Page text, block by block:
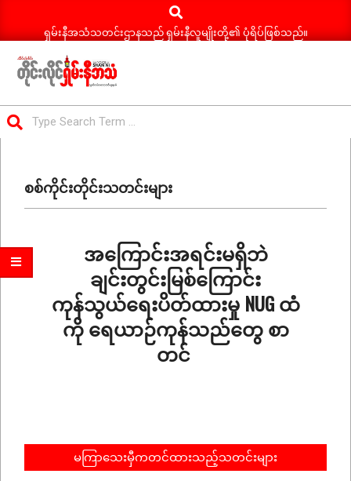
Search
ရှမ်းနီအသံသတင်းဌာနသည် ရှမ်းနီလူမျိုးတို့၏ ပုံရိပ်ဖြစ်သည်။
ရှမ်း
နီ
သတင်း
Menuစစ်ကိုင်းတိုင်းသတင်းများ
အကြောင်းအရင်းမရှိဘဲ
ချင်းတွင်းမြစ်ကြောင်း
ကုန်သွယ်ရေးပိတ်ထားမှု NUG ထံ
ကို ရေယာဉ်ကုန်သည်တွေ စာ
တင်
မကြာသေးမှီကတင်ထားသည့်သတင်းများ